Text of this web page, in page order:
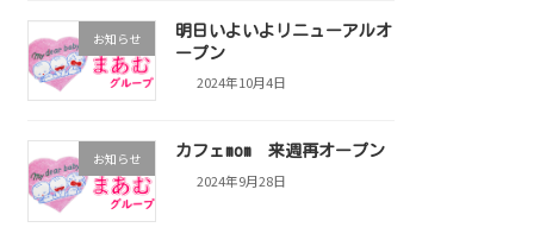
お知らせ
明日いよいよリニューアルオ
ープン
2024年10月4日
お知らせ カフェmom 来週再オープン
2024年9月28日